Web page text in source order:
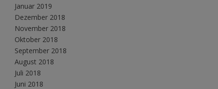
Januar 2019
Dezember 2018
November 2018
Oktober 2018
September 2018
August 2018
Juli 2018
Juni 2018